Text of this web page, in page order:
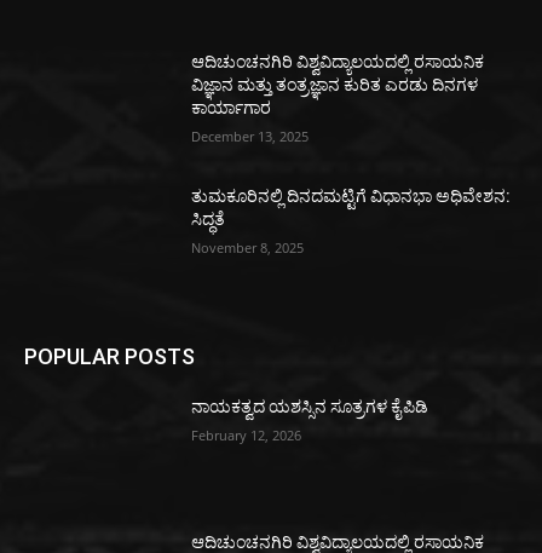
ಆದಿಚುಂಚನಗಿರಿ ವಿಶ್ವವಿದ್ಯಾಲಯದಲ್ಲಿ ರಸಾಯನಿಕ
ವಿಜ್ಞಾನ ಮತ್ತು ತಂತ್ರಜ್ಞಾನ ಕುರಿತ ಎರಡು ದಿನಗಳ
ಕಾರ್ಯಾಗಾರ
December 13, 2025
ತುಮಕೂರಿನಲ್ಲಿ ದಿನದಮಟ್ಟಿಗೆ ವಿಧಾನಭಾ ಅಧಿವೇಶನ:
ಸಿದ್ಧತೆ
November 8, 2025
POPULAR POSTS
ನಾಯಕತ್ವದ ಯಶಸ್ಸಿನ ಸೂತ್ರಗಳ ಕೈಪಿಡಿ
February 12, 2026
ಆದಿಚುಂಚನಗಿರಿ ವಿಶ್ವವಿದ್ಯಾಲಯದಲ್ಲಿ ರಸಾಯನಿಕ